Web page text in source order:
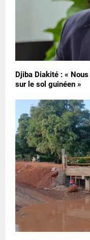
Djiba Diakité : «
sur le sol guinéen »